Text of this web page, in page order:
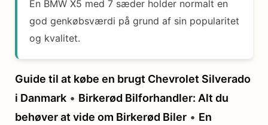
En BMW X5 med 7 sæder holder normalt en
god genkøbsværdi på grund af sin popularitet
og kvalitet.
Guide til at købe en brugt Chevrolet Silverado
i Danmark • Birkerød Bilforhandler: Alt du
behøver at vide om Birkerød Biler • En